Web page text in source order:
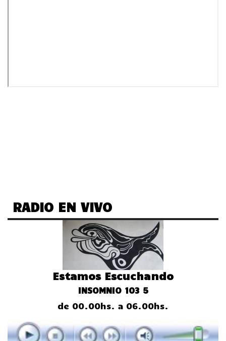
RADIO EN VIVO
Estamos Escuchando
INSOMNIO 103 5
de 00.00hs. a 06.00hs.